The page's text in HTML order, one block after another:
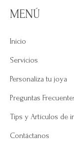
MENÚ
Inicio
Servicios
Personaliza tu joya
Preguntas
Tips y Artículos de
Contáctanos